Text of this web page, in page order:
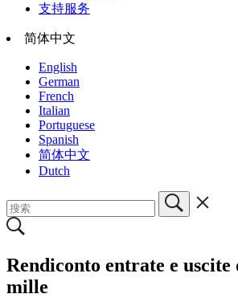
支持服务
简体中文
English
German
French
Italian
Portuguese
Spanish
简体中文
Dutch
Rendiconto entrate e uscite
mille